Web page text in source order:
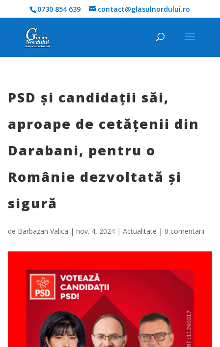
0730 854 639 contact@glasulnordului.ro
PSD și candidații săi,
aproape de cetățenii din
Darabani, pentru o
Românie dezvoltată și
sigură
de Barbazan Valica | nov. 4, 2024| Actualitate | 0 comentarii